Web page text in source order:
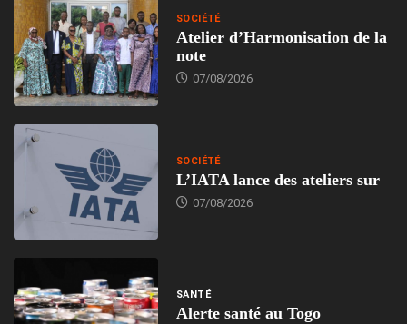
SOCIÉTÉ
Atelier d’Harmonisation de la
note
07/08/2026
SOCIÉTÉ
L’IATA lance des ateliers sur
07/08/2026
SANTÉ
Alerte santé au Togo